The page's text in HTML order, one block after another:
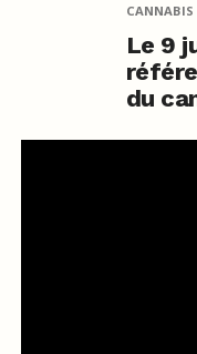
CANNABIS
Le 9
du